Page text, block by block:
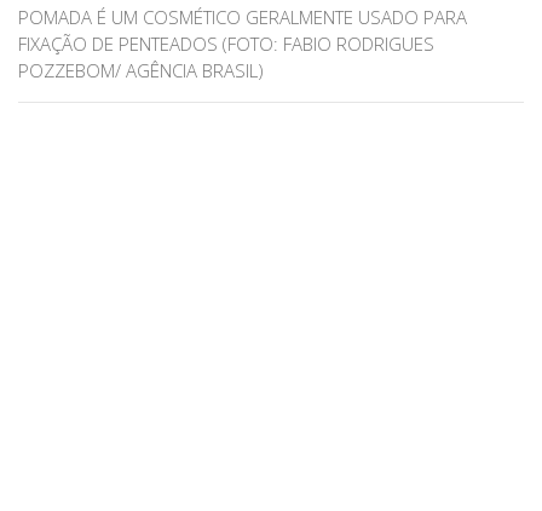
POMADA É UM COSMÉTICO GERALMENTE USADO PARA
FIXAÇÃO DE PENTEADOS (FOTO: FABIO RODRIGUES
POZZEBOM/ AGÊNCIA BRASIL)